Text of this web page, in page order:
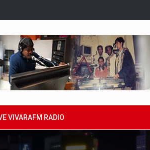
VIVARAFM RADIO